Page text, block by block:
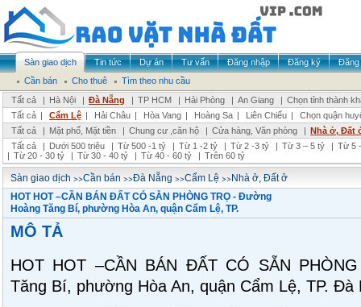
Sàn giao dịch Tin tức Dự án Tư vấn Đăng nhập Đăng ký
Đăng
Cần bán
Cho thuê
Tìm theo nhu cầu
Tất cả
| Hà Nội | Đà Nẵng | TP HCM | Hải Phòng | An Giang | Chọn tỉnh thành
Tất cả | Cẩm Lệ | Hải Châu | Hòa Vang | Hoàng Sa | Liên Chiểu |
Chọn quận
Tất cả
| Mặt phố, Mặt tiền | Chung cư ,căn hộ | Cửa hàng, Văn phòng | Nhà ở, Đất
Tất cả
| Dưới 500 triệu | Từ 500 -1 tỷ | Từ 1 -2 tỷ | Từ 2 -3 tỷ | Từ 3 – 5 tỷ | Từ 5
| Từ 20 - 30 tỷ | Từ 30 - 40 tỷ | Từ 40 - 60 tỷ | Trên 60 tỷ
Sàn giao dịch >>Cần bán >>Đà Nẵng >>Cẩm Lệ >>Nhà ở, Đất ở
HOT HOT –CẦN BÁN ĐẤT CÓ SẴN PHÒNG TRỌ - Đường
Hoàng Tăng Bí, phường Hòa An, quận Cẩm Lệ, TP.
MÔ TẢ
HOT HOT –CẦN BÁN ĐẤT CÓ SẴN
Tăng Bí, phường Hòa An, quận Cẩm Lệ, TP. Đà